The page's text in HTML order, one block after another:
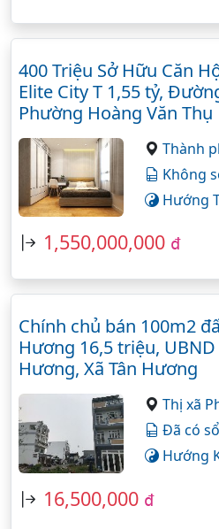
400 Triệu Sở Hữu Căn
Elite City T 1,55 tỷ,
Phường Hoàng Văn Thụ
Thành
Không
Hướng
1,550,000,000 đ
Chính chủ bán 100m2
Hương 16,5 triệu,
Hương, Xã Tân Hương
Thị xã
Đã có sổ
Hướng
16,500,000 đ